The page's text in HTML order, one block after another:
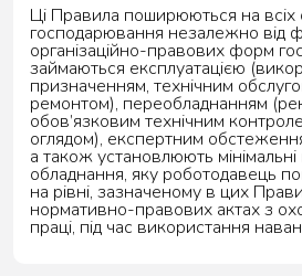
Ці Правила поширюються на всіх
господарювання незалежно від
організаційно-правових форм
займаються експлуатацією
призначенням, технічним
ремонтом), переобладнанням
обов’язковим технічним
оглядом), експертним
а також установлюють
обладнання, яку роботодавець
на рівні, зазначеному в цих
нормативно-правових актах з
праці, під час використання